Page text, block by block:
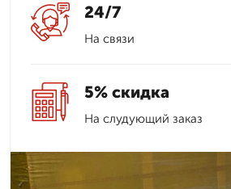
24/7
На связи
5% скидка
На слудующий заказ